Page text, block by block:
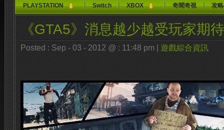
PLAYSTATION Switch XBOX 奇聞奇視 攻
《GTA5》消息越少越受玩家期待
Posted : Sep - 03 - 2012 @ : 11:48 pm | 遊戲綜合資訊